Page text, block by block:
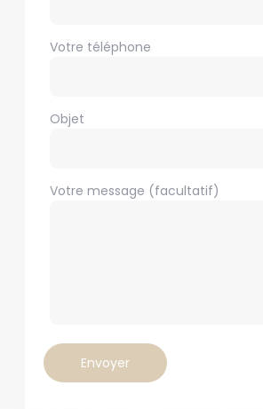
Votre téléphone
Objet
Votre message (facultatif)